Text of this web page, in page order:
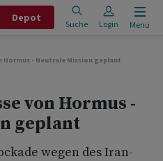
Depot
Suche Login Menu
Hormus - Neutrale Mission geplant
von Hormus -
geplant
wegen des Iran-